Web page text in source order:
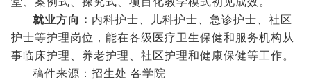
就业方向： 内科护士、儿科护士、急诊护士、社区
护士等护理岗位，能在各级医疗卫生保健和服务机构从
事临床护理、养老护理、社区护理和健康保健等工作。
稿件来源：招生处 各学院